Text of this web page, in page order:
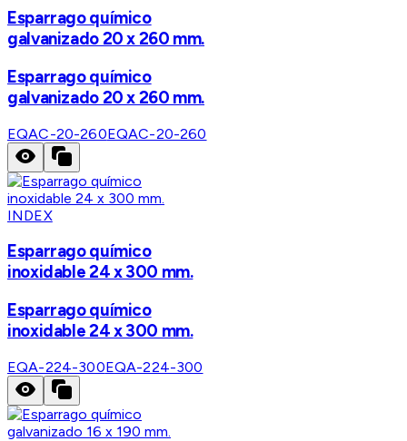
Esparrago químico
galvanizado 20 x 260 mm.
Esparrago químico
galvanizado 20 x 260 mm.
EQAC-20-260EQAC-20-260
INDEX
Esparrago químico
inoxidable 24 x 300 mm.
Esparrago químico
inoxidable 24 x 300 mm.
EQA-224-300EQA-224-300